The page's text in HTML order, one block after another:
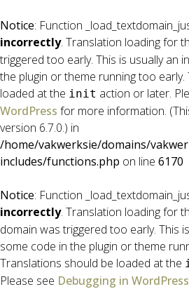
Notice: Function
incorrectly. Translation loading for
triggered too early. This is usually an
the plugin or theme running too
loaded at the init action or later.
WordPress for more information.
version 6.7.0.) in
/home/vakwerksie/domains/
includes/functions.php on line 6170
Notice: Function
incorrectly. Translation loading for
domain was triggered too early. This
some code in the plugin or theme
Translations should be loaded at the
Please see Debugging in WordPress